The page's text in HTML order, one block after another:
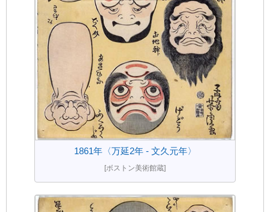
1861年〈万延2年 - 文久元年〉
[ボストン美術館蔵]